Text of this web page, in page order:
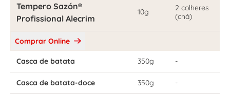
Tempero Sazón®
Profissional Alecrim
10g
2 colheres
(chá)
Comprar Online
Casca de batata 350g -
Casca de batata-doce 350g -